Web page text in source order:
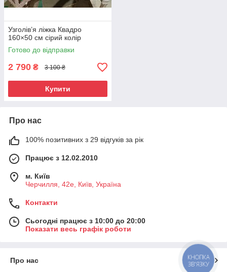
Узголів’я ліжка Квадро
160×50 см сірий колір
Готово до відправки
2 790 ₴ 3 100 ₴
Купити
Про нас
100% позитивних з 29 відгуків за рік
Працює з 12.02.2010
м. Київ
Черчилля, 42е, Київ, Україна
Контакти
Сьогодні працює з 10:00 до 20:00
Показати весь графік роботи
Про нас
КНОПКА
ЗВ'ЯЗКУ